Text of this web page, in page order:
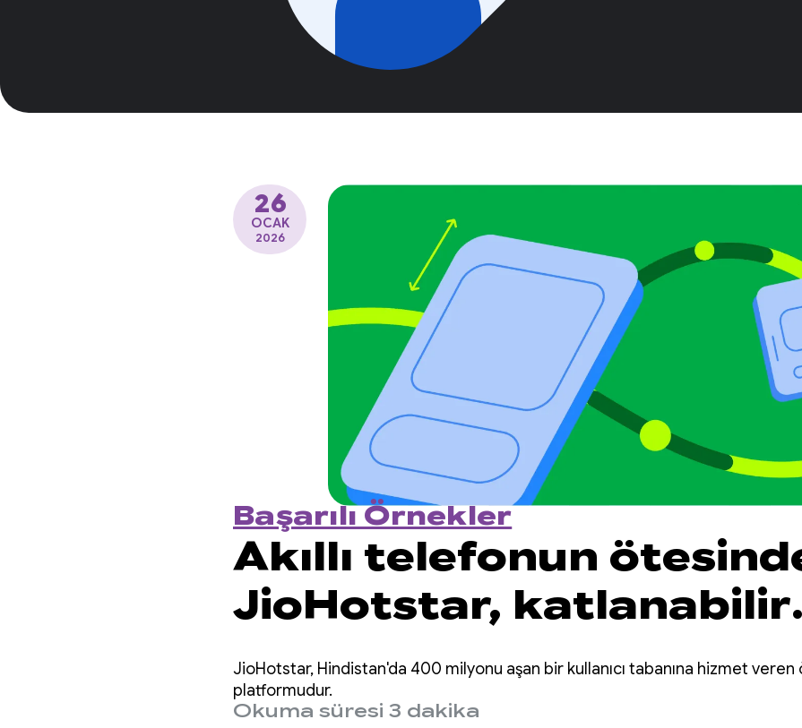
26
OCAK
2026
Başarılı Örnekler
Akıllı telefonun
JioHotstar, katlanabilir
cihazlar ve tabletler
kullanıcı deneyimini
JioHotstar, Hindistan'da 400 milyonu aşan bir kullanıcı tabanına hizmet veren
platformudur.
Okuma süresi 3 dakika